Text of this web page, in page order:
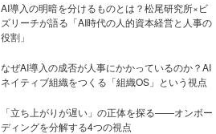
AI導入の明暗を分けるものとは？松尾研究所×ビ
ズリーチが語る「AI時代の人的資本経営と人事の
役割」
なぜAI導入の成否が人事にかかっているのか？AI
ネイティブ組織をつくる「組織OS」という視点
「立ち上がりが遅い」の正体を探る——オンボー
ディングを分解する4つの視点